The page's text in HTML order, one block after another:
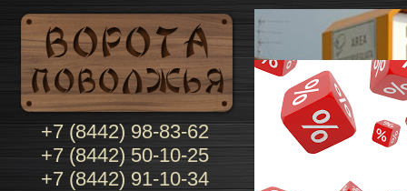
+7 (8442) 98-83-62
+7 (8442) 50-10-25
+7 (8442) 91-10-34